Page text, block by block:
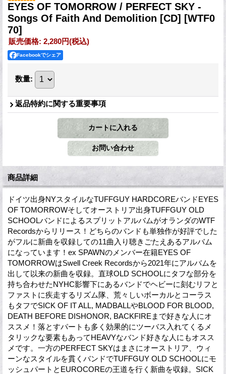
EYES OF TOMORROW / PERFECT SKY -
Songs Of Faith And Demolition [CD] [WTF0
70]
販売価格: 2,280円(税込)
Facebookでシェア
数量:
返品特約に関する重要事項
商品詳細
ドイツ出身NYスタイルなTUFFGUY HARDCOREバンドEYES
OF TOMORROWそしてオーストリア出身TUFFGUY OLD
SCHOOLバンドによるスプリットアルバムがオランダのWTF
Recordsからリリース！どちらのバンドも単独作が好評でした
がフルに新曲を収録しての11曲入り聴きごたえあるアルバム
になっています！ex SPAWNのメンバー在籍EYES OF
TOMORROWはSwell Creek Recordsから2021年にアルバムを
出して以来の新曲を収録。直球OLD SCHOOLにタフな部分を
持ち合わせたNYHC影響下にあるバンドでヘビーに刻むリフと
ファストに疾走するリズム隊、荒々しいボーカルとコーラス
もタフでSICK OF IT ALL, MADBALLやBLOOD FOR BLOOD,
DEATH BEFORE DISHONOR, BACKFIREまで好きな人にオ
ススメ！落とすパートも多く効果的にツーバス入れてくるメ
タリックな要素もあってHEAVYなバンド好きな人にもオスス
メです。一方のPERFECT SKYはまさにオーストリア、ウィ
ーンなスタイルを貫くバンドでTUFFGUY OLD SCHOOLにモ
ッシュパートとEUROCOREの王道を行く新曲を収録。SICK